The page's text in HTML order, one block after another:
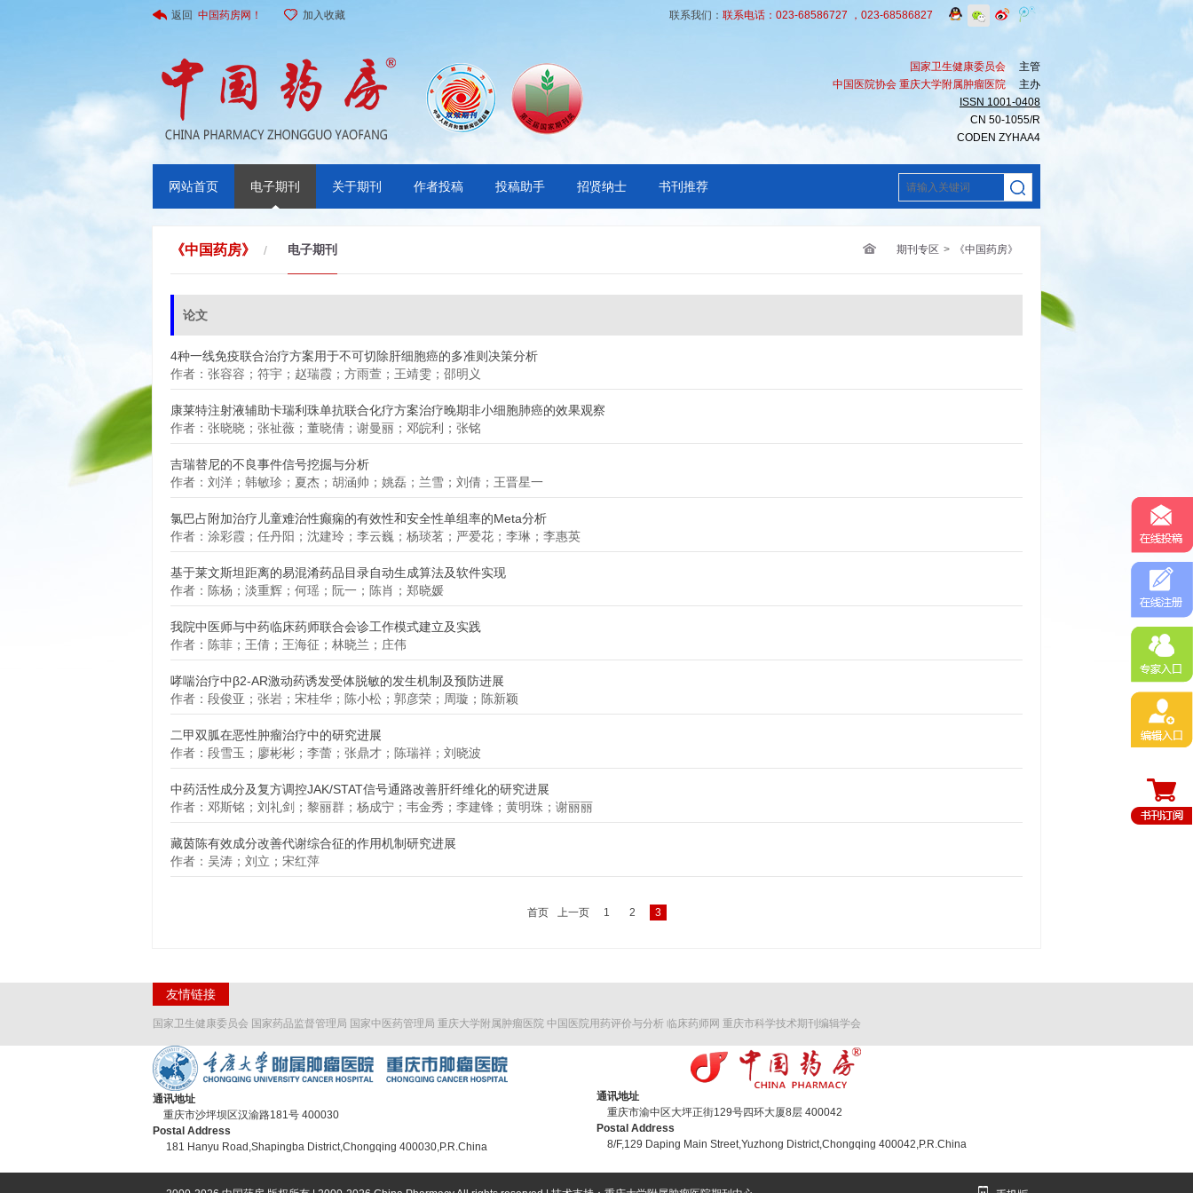
返回 中国药房网！ 加入收藏 联系我们： 联系电话：023-68586727 ，023-68586827
国家卫生健康委员会
主管
中国医院协会 重庆大学附属肿瘤医院
主办
ISSN 1001-0408
CN 50-1055/R
CODEN ZYHAA4
网站首页 电子期刊 关于期刊 作者投稿 投稿助手 招贤纳士 书刊推荐
《中国药房》 / 电子期刊 期刊专区 > 《中国药房》
论文
4种一线免疫联合治疗方案用于不可切除肝细胞癌的多准则决策分析
作者：张容容；符宇；赵瑞霞；方雨萱；王靖雯；邵明义
康莱特注射液辅助卡瑞利珠单抗联合化疗方案治疗晚期非小细胞肺癌的效果观察
作者：张晓晓；张祉薇；董晓倩；谢曼丽；邓皖利；张铭
吉瑞替尼的不良事件信号挖掘与分析
作者：刘洋；韩敏珍；夏杰；胡涵帅；姚磊；兰雪；刘倩；王晋星一
氯巴占附加治疗儿童难治性癫痫的有效性和安全性单组率的Meta分析
作者：涂彩霞；任丹阳；沈建玲；李云巍；杨琰茗；严爱花；李琳；李惠英
基于莱文斯坦距离的易混淆药品目录自动生成算法及软件实现
作者：陈杨；淡重辉；何瑶；阮一；陈肖；郑晓媛
我院中医师与中药临床药师联合会诊工作模式建立及实践
作者：陈菲；王倩；王海征；林晓兰；庄伟
哮喘治疗中β2-AR激动药诱发受体脱敏的发生机制及预防进展
作者：段俊亚；张岩；宋桂华；陈小松；郭彦荣；周璇；陈新颖
二甲双胍在恶性肿瘤治疗中的研究进展
作者：段雪玉；廖彬彬；李蕾；张鼎才；陈瑞祥；刘晓波
中药活性成分及复方调控JAK/STAT信号通路改善肝纤维化的研究进展
作者：邓斯铭；刘礼剑；黎丽群；杨成宁；韦金秀；李建锋；黄明珠；谢丽丽
藏茵陈有效成分改善代谢综合征的作用机制研究进展
作者：吴涛；刘立；宋红萍
首页 上一页 1 2 3
友情链接
国家卫生健康委员会 国家药品监督管理局 国家中医药管理局 重庆大学附属肿瘤医院 中国医院用药评价与分析 临床药师网 重庆市科学技术期刊编辑学会
通讯地址
重庆市沙坪坝区汉渝路181号 400030
Postal Address
181 Hanyu Road,Shapingba District,Chongqing 400030,P.R.China
通讯地址
重庆市渝中区大坪正街129号四环大厦8层 400042
Postal Address
8/F,129 Daping Main Street,Yuzhong District,Chongqing 400042,P.R.China